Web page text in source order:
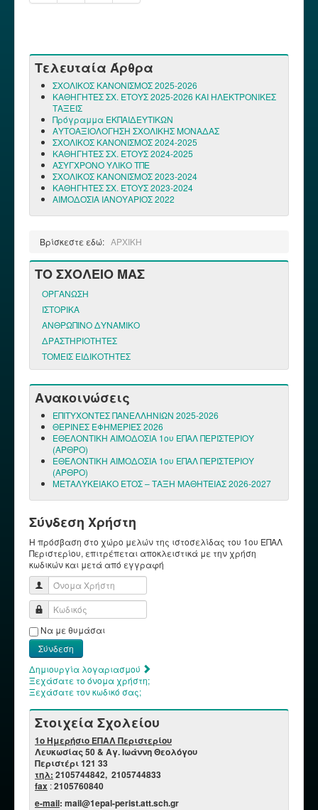
Τελευταία Άρθρα
ΣΧΟΛΙΚΟΣ ΚΑΝΟΝΙΣΜΟΣ 2025-2026
ΚΑΘΗΓΗΤΕΣ ΣΧ. ΕΤΟΥΣ 2025-2026 ΚΑΙ ΗΛΕΚΤΡΟΝΙΚΕΣ
ΤΑΞΕΙΣ
Πρόγραμμα ΕΚΠΑΙΔΕΥΤΙΚΩΝ
ΑΥΤΟΑΞΙΟΛΟΓΗΣΗ ΣΧΟΛΙΚΗΣ ΜΟΝΑΔΑΣ
ΣΧΟΛΙΚΟΣ ΚΑΝΟΝΙΣΜΟΣ 2024-2025
ΚΑΘΗΓΗΤΕΣ ΣΧ. ΕΤΟΥΣ 2024-2025
ΑΣΥΓΧΡΟΝΟ ΥΛΙΚΟ ΤΠΕ
ΣΧΟΛΙΚΟΣ ΚΑΝΟΝΙΣΜΟΣ 2023-2024
ΚΑΘΗΓΗΤΕΣ ΣΧ. ΕΤΟΥΣ 2023-2024
ΑΙΜΟΔΟΣΙΑ ΙΑΝΟΥΑΡΙΟΣ 2022
Βρίσκεστε εδώ: ΑΡΧΙΚΗ
ΤΟ ΣΧΟΛΕΙΟ ΜΑΣ
ΟΡΓΑΝΩΣΗ
ΙΣΤΟΡΙΚΑ
ΑΝΘΡΩΠΙΝΟ ΔΥΝΑΜΙΚΟ
ΔΡΑΣΤΗΡΙΟΤΗΤΕΣ
ΤΟΜΕΙΣ ΕΙΔΙΚΟΤΗΤΕΣ
Ανακοινώσεις
ΕΠΙΤΥΧΟΝΤΕΣ ΠΑΝΕΛΛΗΝΙΩΝ 2025-2026
ΘΕΡΙΝΕΣ ΕΦΗΜΕΡΙΕΣ 2026
ΕΘΕΛΟΝΤΙΚΗ ΑΙΜΟΔΟΣΙΑ 1ου ΕΠΑΛ ΠΕΡΙΣΤΕΡΙΟΥ
(ΑΡΘΡΟ)
ΕΘΕΛΟΝΤΙΚΗ ΑΙΜΟΔΟΣΙΑ 1ου ΕΠΑΛ ΠΕΡΙΣΤΕΡΙΟΥ
(ΑΡΘΡΟ)
ΜΕΤΑΛΥΚΕΙΑΚΟ ΕΤΟΣ – ΤΑΞΗ ΜΑΘΗΤΕΙΑΣ 2026-2027
Σύνδεση Χρήστη
Η πρόσβαση στο χώρο μελών της ιστοσελίδας του 1ου ΕΠΑΛ
Περιστερίου, επιτρέπεται αποκλειστικά με την χρήση
κωδικών και μετά από εγγραφή
Όνομα Χρήστη
Κωδικός
Να με θυμάσαι
Σύνδεση
Δημιουργία λογαριασμού
Ξεχάσατε το όνομα χρήστη;
Ξεχάσατε τον κωδικό σας;
Στοιχεία Σχολείου
1o Ημερήσιο ΕΠΑΛ Περιστερίου
Λευκωσίας 50 & Αγ. Ιωάννη Θεολόγου
Περιστέρι 121 33
τηλ: 2105744842, 2105744833
fax :2105760840
e-mail: mail@1epal-perist.att.sch.gr